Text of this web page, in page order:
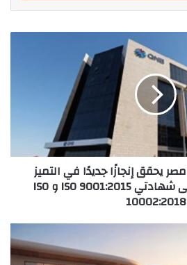
مواصلا ريادته QNB مصر يحقق إنجازًا جديدًا في التميز
الخدمي بحصوله على شهادتي ISO 9001:2015 و ISO
10002:2018